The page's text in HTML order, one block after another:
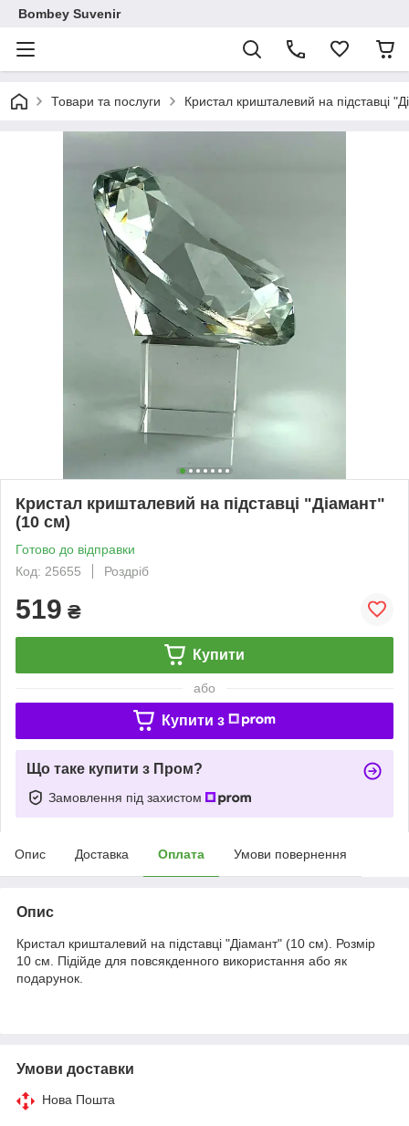
Bombey Suvenir
Товари та послуги Кристал кришталевий на підставці
Кристал кришталевий на підставці "Діамант"
(10 см)
Готово до відправки
Код: 25655
Роздріб
519 ₴
Купити
або
Купити з
Що таке купити з Пром?
Замовлення під захистом
Опис Доставка Оплата Умови повернення
Опис
Кристал кришталевий на підставці "Діамант" (10 см). Розмір
10 см. Підійде для повсякденного використання або як
подарунок.
Умови доставки
Нова Пошта